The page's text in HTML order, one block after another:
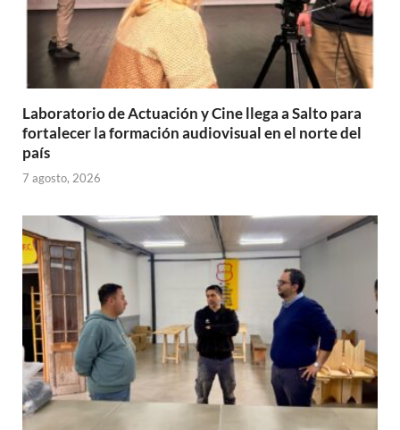
Laboratorio de Actuación y Cine llega a Salto para
fortalecer la formación audiovisual en el norte del
país
7 agosto, 2026